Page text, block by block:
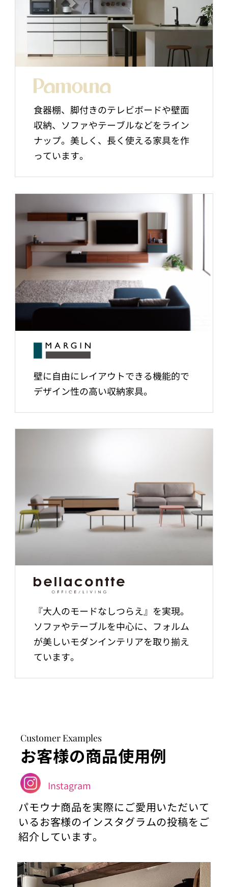
食器棚、脚付きのテレビボードや壁面
収納、ソファやテーブルなどをライン
ナップ。美しく、長く使える家具を作
っています。
壁に自由にレイアウトできる機能的で
デザイン性の高い収納家具。
『大人のモードなしつらえ』を実現。
ソファやテーブルを中心に、フォルム
が美しいモダンインテリアを取り揃え
ています。
Customer Examples
お客様の商品使用例
Instagram
パモウナ商品を実際にご愛用いただいて
いるお客様のインスタグラムの投稿をご
紹介しています。